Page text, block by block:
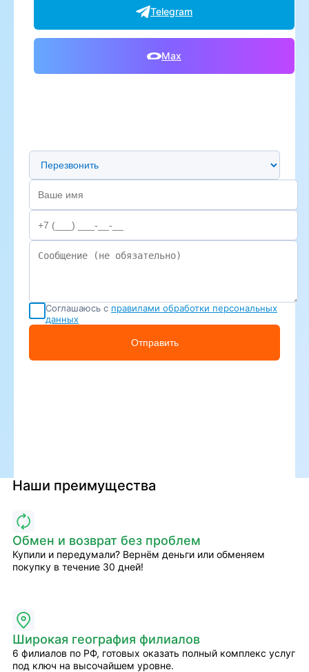
Telegram
Max
Предпочтительный способ связи
Соглашаюсь с правилами обработки персональных
данных
Отправить
Наши преимущества
Обмен и возврат без проблем
Купили и передумали? Вернём деньги или обменяем
покупку в течение 30 дней!
Широкая география филиалов
6 филиалов по РФ, готовых оказать полный комплекс услуг
под ключ на высочайшем уровне.